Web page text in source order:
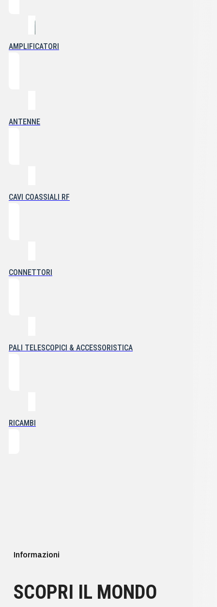
AMPLIFICATORI
ANTENNE
CAVI COASSIALI RF
CONNETTORI
PALI TELESCOPICI & ACCESSORISTICA
RICAMBI
Informazioni
SCOPRI IL MONDO